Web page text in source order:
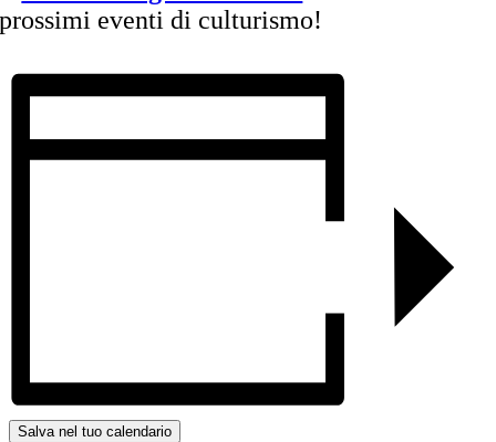
prossimi eventi di culturismo!
Salva nel tuo calendario